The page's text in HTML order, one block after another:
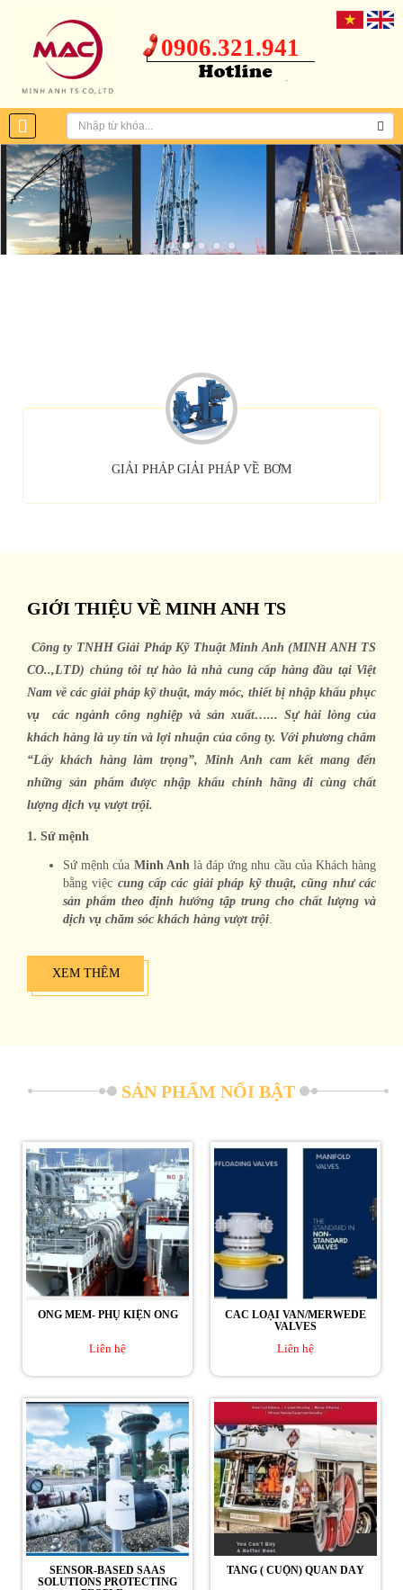
0906.321.941
GIẢI PHÁP GIẢI PHÁP VỀ BƠM
GIỚI THIỆU VỀ MINH ANH TS
Công ty TNHH Giải Pháp Kỹ Thuật Minh Anh (MINH ANH TS
CO..,LTD) chúng tôi tự hào là nhà cung cấp hàng đầu tại Việt
Nam về các giải pháp kỹ thuật, máy móc, thiết bị nhập khẩu phục
vụ các ngành công nghiệp và sản xuất…... Sự hài lòng của
khách hàng là uy tín và lợi nhuận của công ty. Với phương châm
“Lấy khách hàng làm trọng”, Minh Anh cam kết mang đến
những sản phẩm được nhập khẩu chính hãng đi cùng chất
lượng dịch vụ vượt trội.
1. Sứ mệnh
Sứ mệnh của Minh Anhlà đáp ứng nhu cầu của Khách hàng
bằng việc cung cấp các giải pháp kỹ thuật, cũng như các
sản phẩm theo định hướng tập trung cho chất lượng và
dịch vụ chăm sóc khách hàng vượt trội.
XEM THÊM
SẢN PHẨM NỔI BẬT
ỐNG MỀM- PHỤ KIỆN ỐNG
Liên hệ
CÁC LOẠI VAN/MERWEDE
VALVES
Liên hệ
SENSOR-BASED SAAS
SOLUTIONS PROTECTING
TANG ( CUỘN) QUẤN DÂY